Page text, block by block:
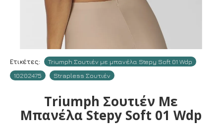
Ετικέτες:
Triumph Σουτιέν με μπανέλα Stepy Soft 01 Wdp
10202475
Strapless Σουτιέν
Triumph Σουτιέν Με
Μπανέλα Stepy Soft 01 Wdp